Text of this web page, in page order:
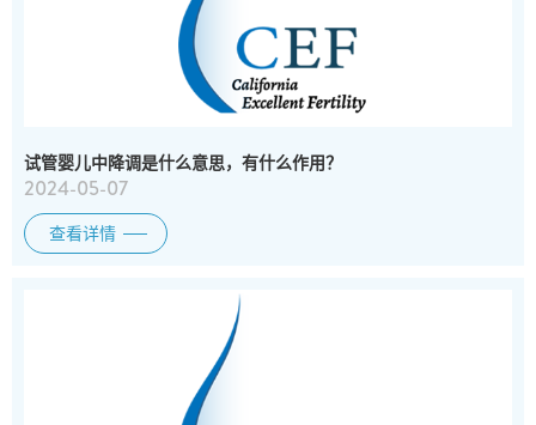
试管婴儿中降调是什么意思，有什么作用？
2024-05-07
查看详情